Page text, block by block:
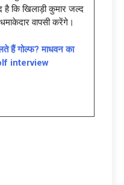
कि खिलाड़ी कुमार जल्द
वापसी करेंगे।
हैं गोल्फ? माधवन का
interview